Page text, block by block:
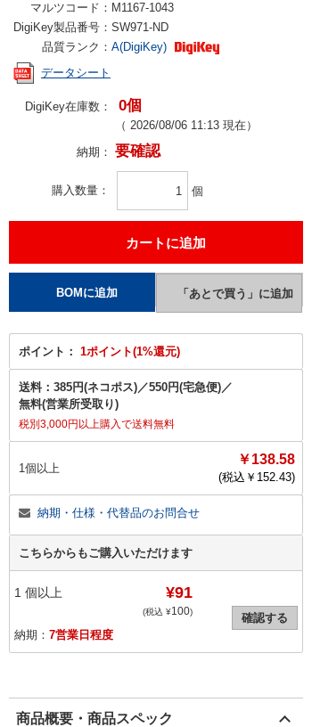
マルツコード： M1167-1043
DigiKey製品番号： SW971-ND
品質ランク： A(DigiKey)
データシート
DigiKey在庫数： 0個
（ 2026/08/06 11:13 現在）
納期： 要確認
購入数量 個
ポイント： 1ポイント(1%還元)
送料： 385円(ネコポス)／550円(宅急便)／
無料(営業所受取り)
税別3,000円以上購入で送料無料
1個以上
￥138.58
(税込￥ 152.43)
納期・仕様・代替品のお問合せ
こちらからもご購入いただけます
1 個以上 ¥91
(税込 ¥100)
納期： 7営業日程度
確認する
商品概要・商品スペック